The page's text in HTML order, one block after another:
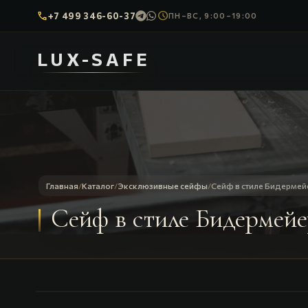
call+7 499 346-60-37 scheduleПН–ВС, 9:00–19:00
LUX-SAFE
Главная/Каталог/Эксклюзивные сейфы/Cейф в стиле
Cейф в стиле